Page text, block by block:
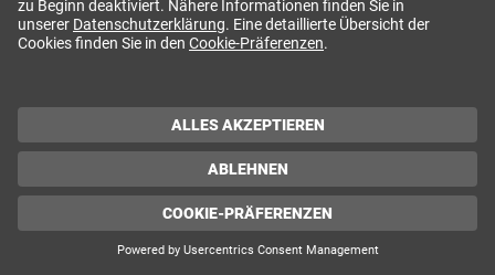
Der Behauptungs-Check